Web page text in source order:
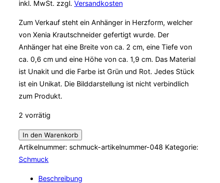
inkl. MwSt. zzgl. Versandkosten
Zum Verkauf steht ein Anhänger in Herzform, welcher
von Xenia Krautschneider gefertigt wurde. Der
Anhänger hat eine Breite von ca. 2 cm, eine Tiefe von
ca. 0,6 cm und eine Höhe von ca. 1,9 cm. Das Material
ist Unakit und die Farbe ist Grün und Rot. Jedes Stück
ist ein Unikat. Die Bilddarstellung ist nicht verbindlich
zum Produkt.
2 vorrätig
Anhänger
in
Form
In den Warenkorb
Artikelnummer: schmuck-artikelnummer-048 Kategorie:
Schmuck
Beschreibung